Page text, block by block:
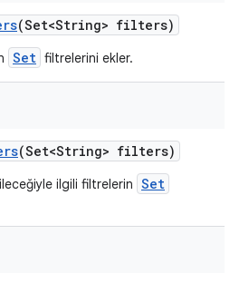
(Set<String> filters)
Set filtrelerini ekler.
(Set<String> filters)
ilgili filtrelerin Set